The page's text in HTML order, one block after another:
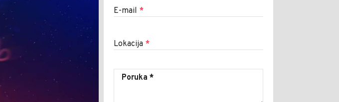
E-mail *
Lokacija *